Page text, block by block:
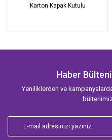
Karton Kapak Kutulu
Haber
Yeniliklerden ve